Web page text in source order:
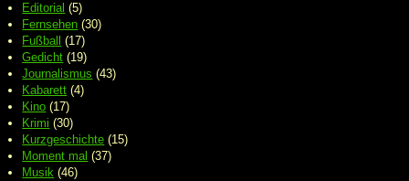
Editorial (5)
Fernsehen (30)
Fußball (17)
Gedicht (19)
Journalismus (43)
Kabarett (4)
Kino (17)
Krimi (30)
Kurzgeschichte (15)
Moment mal (37)
Musik (46)